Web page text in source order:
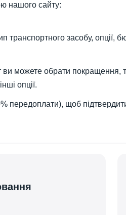
нашого сайту:
транспортного засобу, опції,
ви можете обрати покращення,
опції.
передоплати), щоб